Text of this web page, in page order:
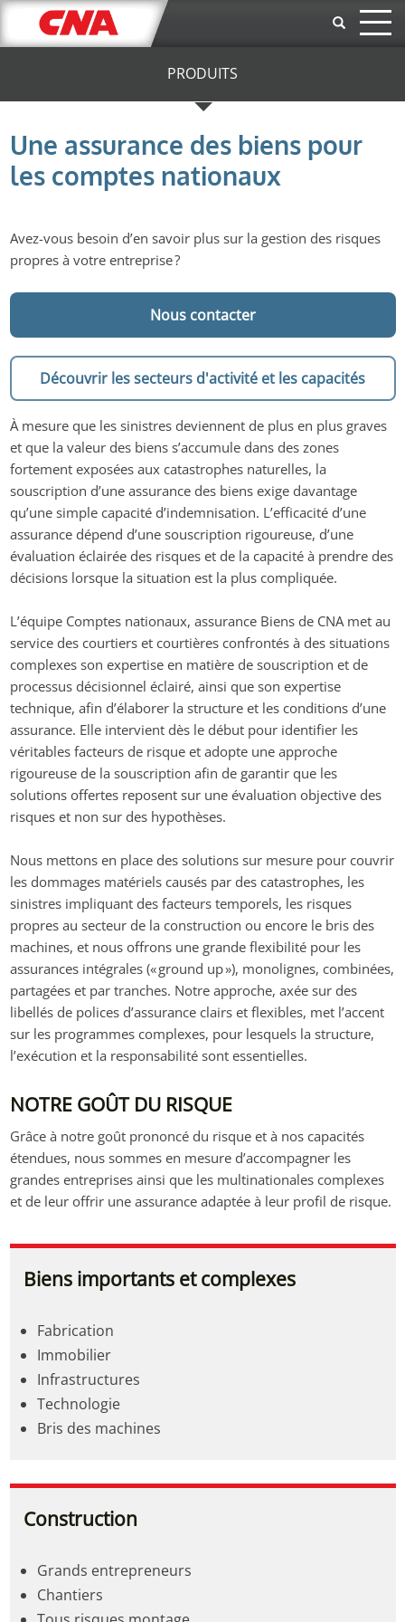
Aller au contenu principal
PRODUITS
Une assurance des biens pour
les comptes nationaux
Avez-vous besoin d’en savoir plus sur la gestion des risques
propres à votre entreprise ?
Nous contacter
Découvrir les secteurs d'activité et les capacités
À mesure que les sinistres deviennent de plus en plus graves
et que la valeur des biens s’accumule dans des zones
fortement exposées aux catastrophes naturelles, la
souscription d’une assurance des biens exige davantage
qu’une simple capacité d’indemnisation. L’efficacité d’une
assurance dépend d’une souscription rigoureuse, d’une
évaluation éclairée des risques et de la capacité à prendre des
décisions lorsque la situation est la plus compliquée.
L’équipe Comptes nationaux, assurance Biens de CNA met au
service des courtiers et courtières confrontés à des situations
complexes son expertise en matière de souscription et de
processus décisionnel éclairé, ainsi que son expertise
technique, afin d’élaborer la structure et les conditions d’une
assurance. Elle intervient dès le début pour identifier les
véritables facteurs de risque et adopte une approche
rigoureuse de la souscription afin de garantir que les
solutions offertes reposent sur une évaluation objective des
risques et non sur des hypothèses.
Nous mettons en place des solutions sur mesure pour couvrir
les dommages matériels causés par des catastrophes, les
sinistres impliquant des facteurs temporels, les risques
propres au secteur de la construction ou encore le bris des
machines, et nous offrons une grande flexibilité pour les
assurances intégrales (« ground up »), monolignes, combinées,
partagées et par tranches. Notre approche, axée sur des
libellés de polices d’assurance clairs et flexibles, met l’accent
sur les programmes complexes, pour lesquels la structure,
l’exécution et la responsabilité sont essentielles.
NOTRE GOÛT DU RISQUE
Grâce à notre goût prononcé du risque et à nos capacités
étendues, nous sommes en mesure d’accompagner les
grandes entreprises ainsi que les multinationales complexes
et de leur offrir une assurance adaptée à leur profil de risque.
Biens importants et complexes
Fabrication
Immobilier
Infrastructures
Technologie
Bris des machines
Construction
Grands entrepreneurs
Chantiers